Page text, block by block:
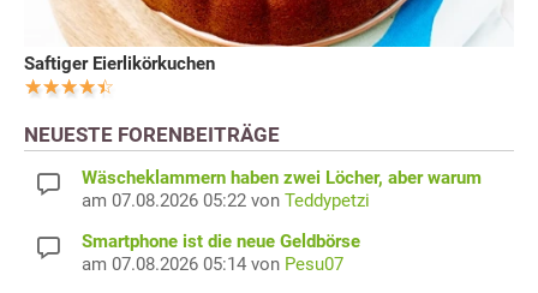
Saftiger Eierlikörkuchen
NEUESTE FORENBEITRÄGE
Wäscheklammern haben zwei Löcher, aber warum
am 07.08.2026 05:22 von Teddypetzi
Smartphone ist die neue Geldbörse
am 07.08.2026 05:14 von Pesu07